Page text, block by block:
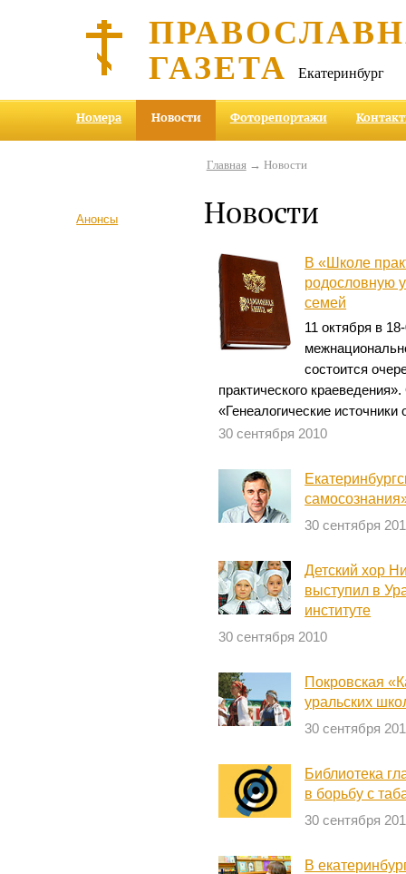
ГАЗЕТА Екатеринбург
Номера Новости Фоторепортажи
Анонсы
Главная→ Новости
Новости
В «Школе
родословную
семей
11 октября в
состоится
практического
«Генеалогические
30 сентября 2010
30 сентября
Детский хор
выступил в
институте
30 сентября 2010
Покровская
уральских
30 сентября
Библиотека
в борьбу с
30 сентября
В